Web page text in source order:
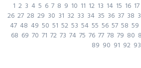
1 2 3 4 5 6 7 8 9 10 11 12 13 14 15 16 17
26 27 28 29 30 31 32 33 34 35 36 37 38
47 48 49 50 51 52 53 54 55 56 57 58 59
68 69 70 71 72 73 74 75 76 77 78 79 80
89 90 91 92 93